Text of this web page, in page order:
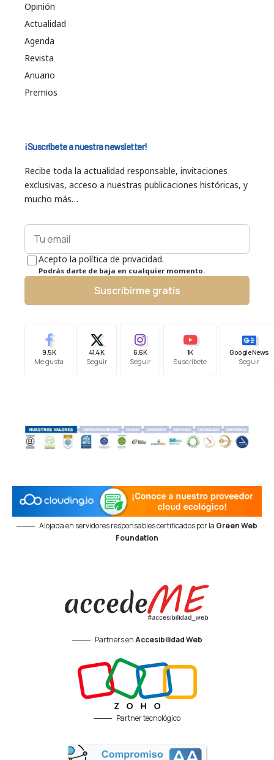
Opinión
Actualidad
Agenda
Revista
Anuario
Premios
¡Suscríbete a nuestra newsletter!
Recibe toda la actualidad responsable, invitaciones
exclusivas, acceso a nuestras publicaciones históricas, y
mucho más…
Acepto la política de privacidad.
Podrás darte de baja en cualquier momento.
Suscribirme gratis
9.5K
Me gusta
41.4K
Seguir
6.6K
Seguir
1K
Suscríbete
Google News
Seguir
Alojada en servidores responsables certificados por la Green Web
Foundation
Partners enAccesibilidad Web
Partner tecnológico